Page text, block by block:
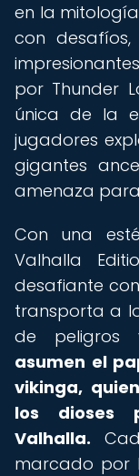
en la
con
por Thunder
única de la
jugadores
gigantes
amenaza
Con una
Valhalla
desafiante
transporta a
de peligros
asumen el
vikinga,
los dioses
Valhalla.
marcado por